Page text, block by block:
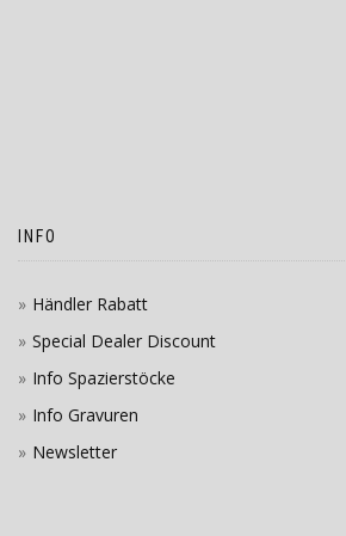
INFO
Händler Rabatt
Special Dealer Discount
Info Spazierstöcke
Info Gravuren
Newsletter